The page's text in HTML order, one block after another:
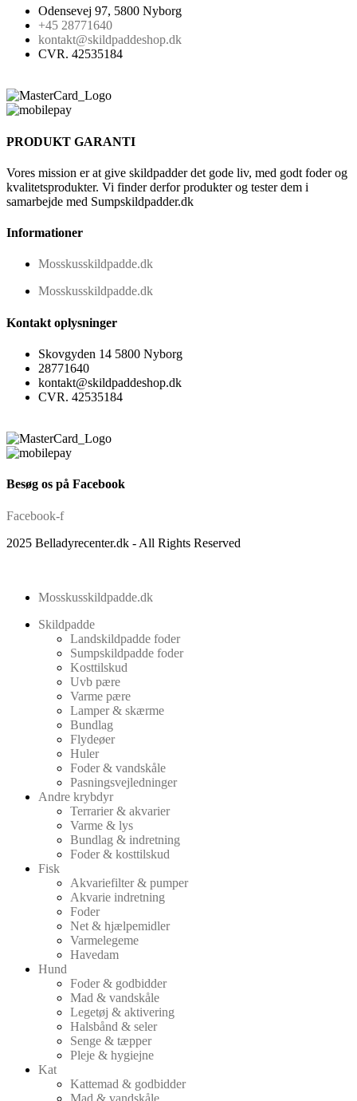
Odensevej 97, 5800 Nyborg
+45 28771640
kontakt@skildpaddeshop.dk
CVR. 42535184
PRODUKT GARANTI
Vores mission er at give skildpadder det gode liv, med godt foder og
kvalitetsprodukter. Vi finder derfor produkter og tester dem i
samarbejde med Sumpskildpadder.dk
Informationer
Mosskusskildpadde.dk
Mosskusskildpadde.dk
Kontakt oplysninger
Skovgyden 14 5800 Nyborg
28771640
kontakt@skildpaddeshop.dk
CVR. 42535184
Besøg os på Facebook
Facebook-f
2025 Belladyrecenter.dk - All Rights Reserved
Mosskusskildpadde.dk
Skildpadde
Landskildpadde foder
Sumpskildpadde foder
Kosttilskud
Uvb pære
Varme pære
Lamper & skærme
Bundlag
Flydeøer
Huler
Foder & vandskåle
Pasningsvejledninger
Andre krybdyr
Terrarier & akvarier
Varme & lys
Bundlag & indretning
Foder & kosttilskud
Fisk
Akvariefilter & pumper
Akvarie indretning
Foder
Net & hjælpemidler
Varmelegeme
Havedam
Hund
Foder & godbidder
Mad & vandskåle
Legetøj & aktivering
Halsbånd & seler
Senge & tæpper
Pleje & hygiejne
Kat
Kattemad & godbidder
Mad & vandskåle